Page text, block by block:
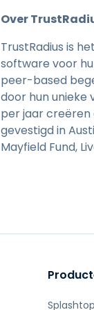
Over
TrustRadius is
software voor
peer-based
door hun unieke
per jaar creëren
gevestigd in
Mayfield Fund,